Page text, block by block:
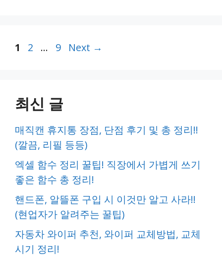
Page
1 Page
2 … Page
9 Next →
최신 글
매직캔 휴지통 장점, 단점 후기 및 총 정리!!
(깔끔, 리필 등등)
엑셀 함수 정리 꿀팁! 직장에서 가볍게 쓰기
좋은 함수 총 정리!
핸드폰, 알뜰폰 구입 시 이것만 알고 사라!!
(현업자가 알려주는 꿀팁)
자동차 와이퍼 추천, 와이퍼 교체방법, 교체
시기 정리!